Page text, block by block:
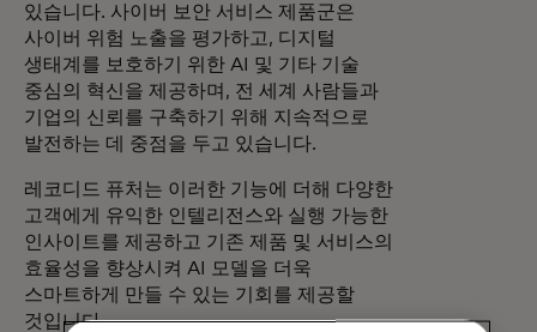
있습니다. 사이버 보안 서비스 제품군은
사이버 위험 노출을 평가하고, 디지털
생태계를 보호하기 위한 AI 및 기타 기술
중심의 혁신을 제공하며, 전 세계 사람들과
기업의 신뢰를 구축하기 위해 지속적으로
발전하는 데 중점을 두고 있습니다.
레코디드 퓨처는 이러한 기능에 더해 다양한
고객에게 유익한 인텔리전스와 실행 가능한
인사이트를 제공하고 기존 제품 및 서비스의
효율성을 향상시켜 AI 모델을 더욱
스마트하게 만들 수 있는 기회를 제공할
것입니다.